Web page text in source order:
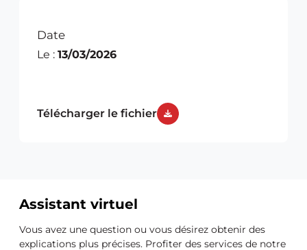
Date
Le : 13/03/2026
Télécharger le fichier
Ressources
Assistant virtuel
Vous avez une question ou vous désirez obtenir des
explications plus précises. Profiter des services de notre